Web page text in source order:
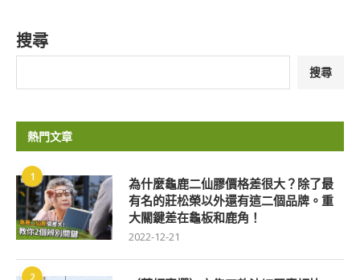
搜尋
搜尋
熱門文章
1
為什麼龜鹿二仙膠價格差很大？除了最
有名的莊松榮以外還有這二個品牌。重
大關鍵差在龜板和鹿角！
2022-12-21
2